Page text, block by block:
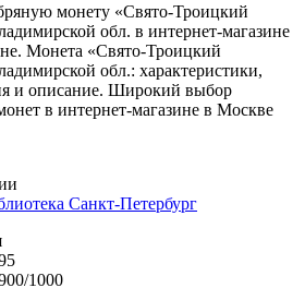
монету «Свято-Троицкий
обл. в интернет-магазине
Монета «Свято-Троицкий
обл.: характеристики,
и описание. Широкий выбор
в интернет-магазине в Москве
Санкт-Петербург
1000